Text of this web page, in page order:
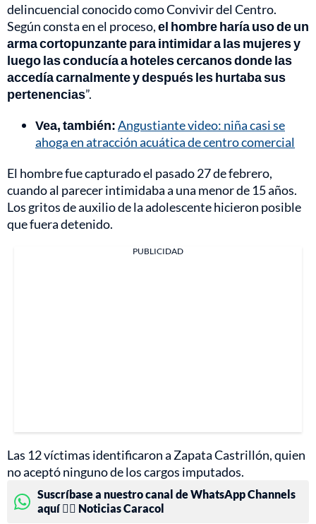
delincuencial conocido como Convivir del Centro.
Según consta en el proceso,el hombre haría uso de un
arma cortopunzante para intimidar a las mujeres y
luego las conducía a hoteles cercanos donde las
accedía carnalmente y después les hurtaba sus
pertenencias”.
Vea, también:Angustiante video: niña casi se
ahoga en atracción acuática de centro comercial
El hombre fue capturado el pasado 27 de febrero,
cuando al parecer intimidaba a una menor de 15 años.
Los gritos de auxilio de la adolescente hicieron posible
que fuera detenido.
PUBLICIDAD
Las 12 víctimas identificaron a Zapata Castrillón, quien
no aceptó ninguno de los cargos imputados.
Suscríbase a nuestro canal de WhatsApp Channels
aquí 👉🏻 Noticias Caracol